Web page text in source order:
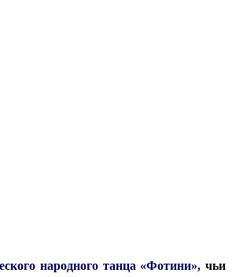
народного танца «Фотини», чьи